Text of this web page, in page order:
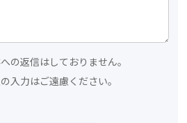
の返信はしておりません。
入力はご遠慮ください。